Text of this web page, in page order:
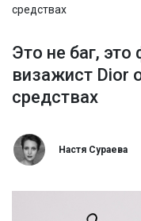
средствах
Это не баг,
визажист Dior
средствах
Настя Сураева